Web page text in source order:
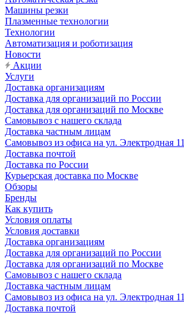
Машины резки
Плазменные технологии
Технологии
Автоматизация и роботизация
Новости
Акции
Услуги
Доставка организациям
Доставка для организаций по России
Доставка для организаций по Москве
Самовывоз с нашего склада
Доставка частным лицам
Самовывоз из офиса на ул. Электродная 11
Доставка почтой
Доставка по России
Курьерская доставка по Москве
Обзоры
Бренды
Как купить
Условия оплаты
Условия доставки
Доставка организациям
Доставка для организаций по России
Доставка для организаций по Москве
Самовывоз с нашего склада
Доставка частным лицам
Самовывоз из офиса на ул. Электродная 11
Доставка почтой